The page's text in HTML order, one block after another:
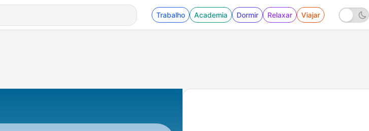
Trabalho Academia Dormir Relaxar Viajar